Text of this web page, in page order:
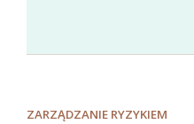
ZARZĄDZANIE RYZYKIEM